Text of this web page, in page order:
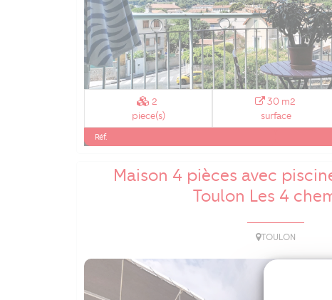
2
piece(s)
30 m2
surface
Réf.
Maison 4 pièces avec
Toulon Les 4
TOULON